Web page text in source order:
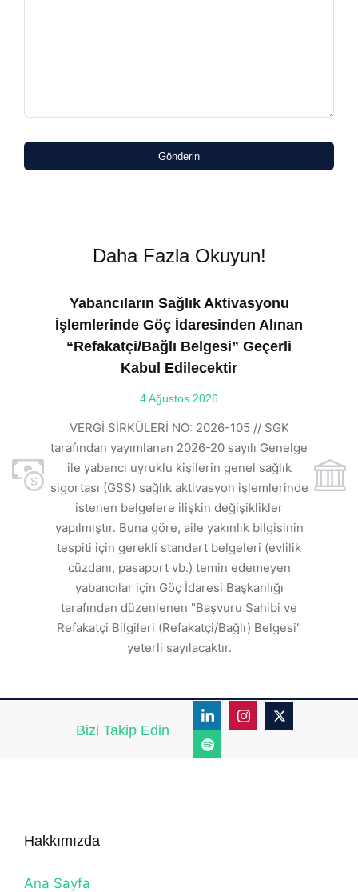
Gönderin
Daha Fazla Okuyun!
Yabancıların Sağlık Aktivasyonu
İşlemlerinde Göç İdaresinden Alınan
“Refakatçi/Bağlı Belgesi” Geçerli
Kabul Edilecektir
4 Ağustos 2026
VERGİ SİRKÜLERİ NO: 2026-105 // SGK
tarafından yayımlanan 2026-20 sayılı Genelge
ile yabancı uyruklu kişilerin genel sağlık
sigortası (GSS) sağlık aktivasyon işlemlerinde
istenen belgelere ilişkin değişiklikler
yapılmıştır. Buna göre, aile yakınlık bilgisinin
tespiti için gerekli standart belgeleri (evlilik
cüzdanı, pasaport vb.) temin edemeyen
yabancılar için Göç İdaresi Başkanlığı
tarafından düzenlenen "Başvuru Sahibi ve
Refakatçi Bilgileri (Refakatçi/Bağlı) Belgesi"
yeterli sayılacaktır.
Bizi Takip Edin
Hakkımızda
Ana Sayfa